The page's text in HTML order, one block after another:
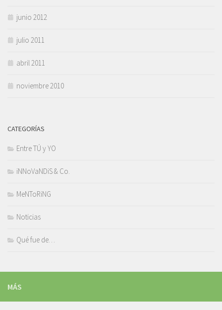
junio 2012
julio 2011
abril 2011
noviembre 2010
CATEGORÍAS
Entre TÚ y YO
iNNoVaNDiS & Co.
MeNToRiNG
Noticias
Qué fue de…
MÁS